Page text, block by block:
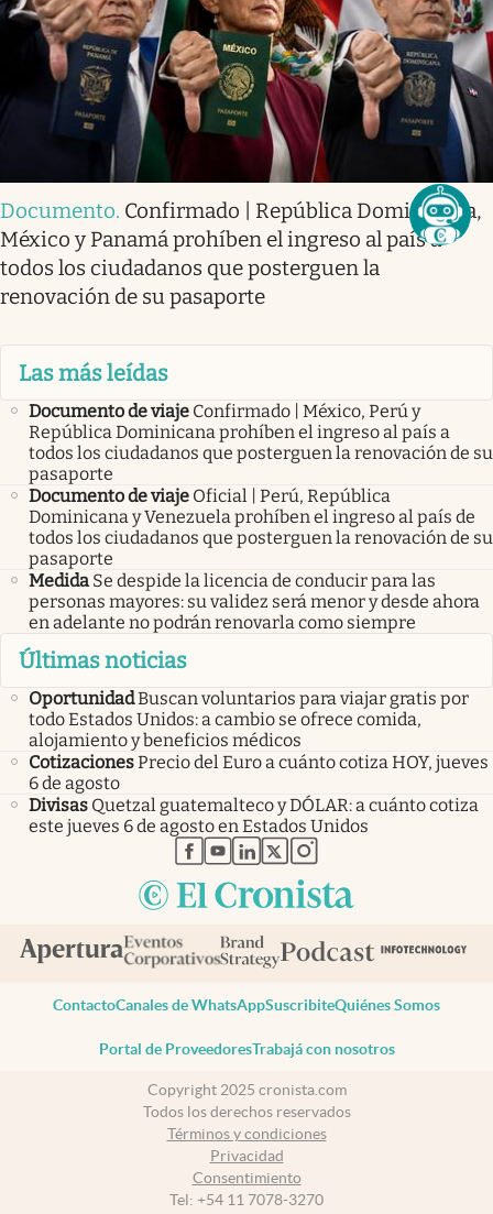
Documento. Confirmado | República Dominicana,
México y Panamá prohíben el ingreso al país a
todos los ciudadanos que posterguen la
renovación de su pasaporte
Las más leídas
Documento de viaje Confirmado | México, Perú y
República Dominicana prohíben el ingreso al país a
todos los ciudadanos que posterguen la renovación de su
pasaporte
Documento de viaje Oficial | Perú, República
Dominicana y Venezuela prohíben el ingreso al país de
todos los ciudadanos que posterguen la renovación de su
pasaporte
Medida Se despide la licencia de conducir para las
personas mayores: su validez será menor y desde ahora
en adelante no podrán renovarla como siempre
Últimas noticias
OportunidadBuscan voluntarios para viajar gratis por
todo Estados Unidos: a cambio se ofrece comida,
alojamiento y beneficios médicos
CotizacionesPrecio del Euro a cuánto cotiza HOY, jueves
6 de agosto
Divisas Quetzal guatemalteco y DÓLAR: a cuánto cotiza
este jueves 6 de agosto en Estados Unidos
abre en nueva pestaña
abre en nueva pestaña
abre en nueva pestaña
abre en nueva pestaña
abre en nueva pestaña
ContactoCanales de WhatsAppSuscribiteQuiénes Somos
Portal de ProveedoresTrabajá con nosotros
Copyright 2025 cronista.com
Todos los derechos reservados
Términos y condiciones
Privacidad
Consentimiento
Tel: +54 11 7078-3270